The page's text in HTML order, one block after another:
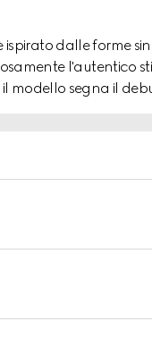
dalle forme
l'autentico
modello segna il